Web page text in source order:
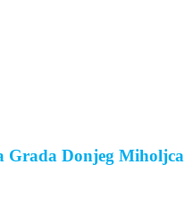
Grada Donjeg Miholjca